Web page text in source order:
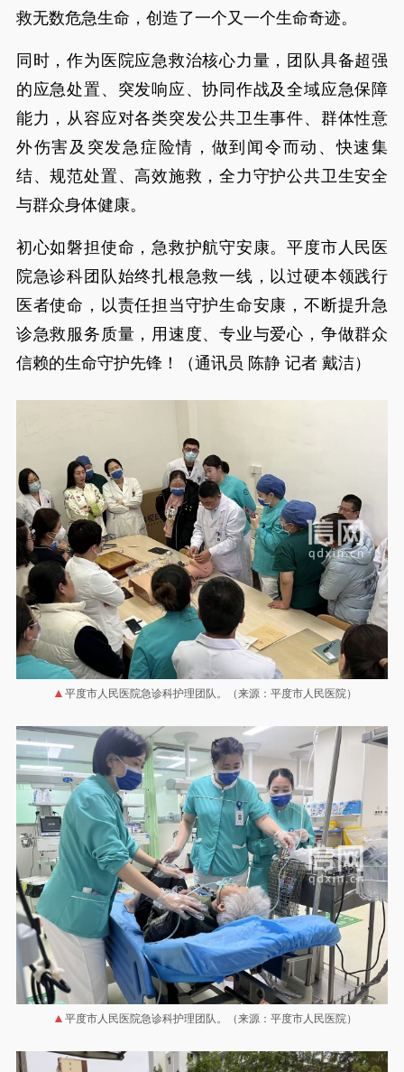
救无数危急生命，创造了一个又一个生命奇迹。
同时，作为医院应急救治核心力量，团队具备超强
的应急处置、突发响应、协同作战及全域应急保障
能力，从容应对各类突发公共卫生事件、群体性意
外伤害及突发急症险情，做到闻令而动、快速集
结、规范处置、高效施救，全力守护公共卫生安全
与群众身体健康。
初心如磐担使命，急救护航守安康。平度市人民医
院急诊科团队始终扎根急救一线，以过硬本领践行
医者使命，以责任担当守护生命安康，不断提升急
诊急救服务质量，用速度、专业与爱心，争做群众
信赖的生命守护先锋！（通讯员 陈静 记者 戴洁）
平度市人民医院急诊科护理团队。（来源：平度市人民医院）
平度市人民医院急诊科护理团队。（来源：平度市人民医院）